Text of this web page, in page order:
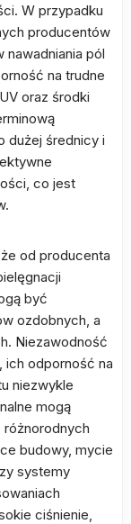
W przypadku
producentów
pól
na trudne
oraz środki
dużej średnicy i
co jest
od producenta
być
ozdobnych, a
Niezawodność
ich odporność na
niezwykle
mogą
budowy, mycie
systemy
ciśnienie,